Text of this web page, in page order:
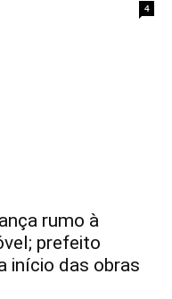
4
rumo à
prefeito
início das obras